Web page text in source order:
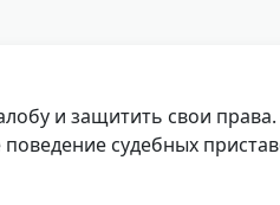
и защитить свои
судебных